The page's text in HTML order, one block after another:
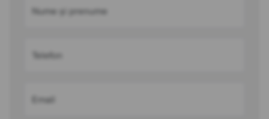
Nume și prenume
Telefon
Email